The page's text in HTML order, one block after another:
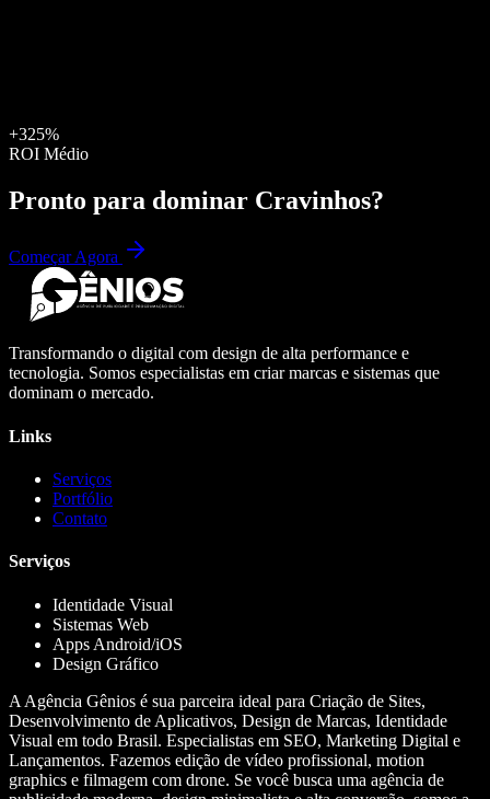
+325%
ROI Médio
Pronto para dominar Cravinhos?
Começar Agora
Transformando o digital com design de alta performance e
tecnologia. Somos especialistas em criar marcas e sistemas que
dominam o mercado.
Links
Serviços
Portfólio
Contato
Serviços
Identidade Visual
Sistemas Web
Apps Android/iOS
Design Gráfico
A Agência Gênios é sua parceira ideal para Criação de Sites,
Desenvolvimento de Aplicativos, Design de Marcas, Identidade
Visual em todo Brasil. Especialistas em SEO, Marketing Digital e
Lançamentos. Fazemos edição de vídeo profissional, motion
graphics e filmagem com drone. Se você busca uma agência de